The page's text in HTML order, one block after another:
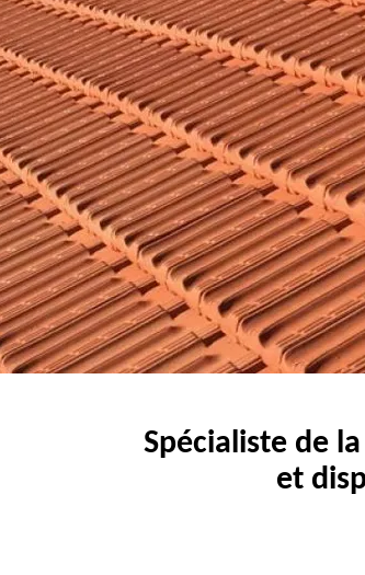
Spécialiste de
et